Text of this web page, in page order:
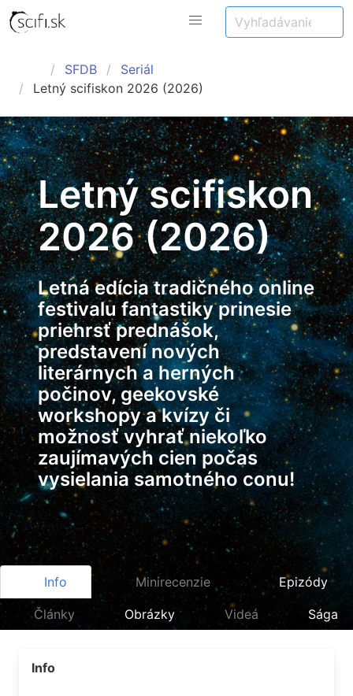
SFDB
Seriál
Letný scifiskon 2026 (2026)
Letný scifiskon
2026 (2026)
Letná edícia tradičného online
festivalu fantastiky prinesie
priehrsť prednášok,
predstavení nových
literárnych a herných
počinov, geekovské
workshopy a kvízy či
možnosť vyhrať niekoľko
zaujímavých cien počas
vysielania samotného conu!
Info Minirecenzie Epizódy
Články Obrázky Videá Sága
Info